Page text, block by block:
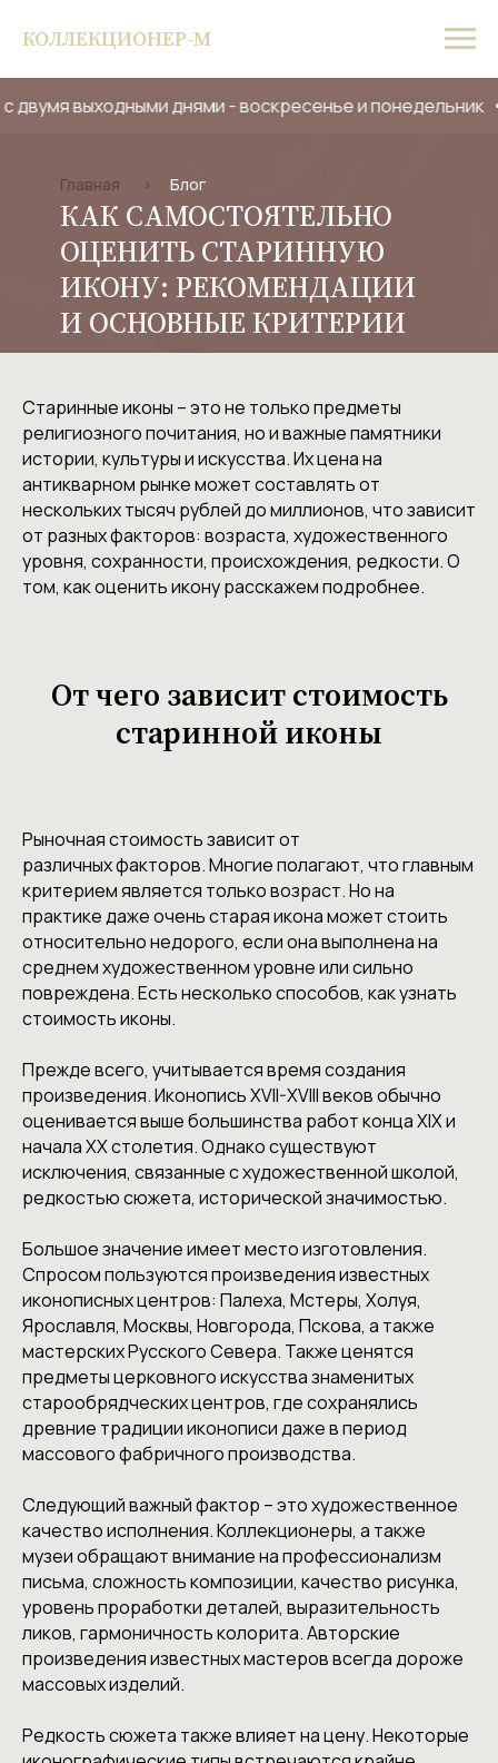
КОЛЛЕКЦИОНЕР-М
выходными днями - воскресенье и понедельник с
КАК САМОСТОЯТЕЛЬНО
ОЦЕНИТЬ СТАРИННУЮ
ИКОНУ: РЕКОМЕНДАЦИИ
И ОСНОВНЫЕ КРИТЕРИИ
>
Главная Блог
Старинные иконы – это не только предметы
религиозного почитания, но и важные памятники
истории, культуры и искусства. Их цена на
антикварном рынке может составлять от
нескольких тысяч рублей до миллионов, что зависит
от разных факторов: возраста, художественного
уровня, сохранности, происхождения, редкости. О
том, как оценить икону расскажем подробнее.
От чего зависит стоимость
старинной иконы
Рыночная стоимость зависит от
различных факторов. Многие полагают, что главным
критерием является только возраст. Но на
практике даже очень старая икона может стоить
относительно недорого, если она выполнена на
среднем художественном уровне или сильно
повреждена. Есть несколько способов, как узнать
стоимость иконы.
Прежде всего, учитывается время создания
произведения. Иконопись XVII-XVIII веков обычно
оценивается выше большинства работ конца XIX и
начала XX столетия. Однако существуют
исключения, связанные с художественной школой,
редкостью сюжета, исторической значимостью.
Большое значение имеет место изготовления.
Спросом пользуются произведения известных
иконописных центров: Палеха, Мстеры, Холуя,
Ярославля, Москвы, Новгорода, Пскова, а также
мастерских Русского Севера. Также ценятся
предметы церковного искусства знаменитых
старообрядческих центров, где сохранялись
древние традиции иконописи даже в период
массового фабричного производства.
Следующий важный фактор – это художественное
качество исполнения. Коллекционеры, а также
музеи обращают внимание на профессионализм
письма, сложность композиции, качество рисунка,
уровень проработки деталей, выразительность
ликов, гармоничность колорита. Авторские
произведения известных мастеров всегда дороже
массовых изделий.
Редкость сюжета также влияет на цену. Некоторые